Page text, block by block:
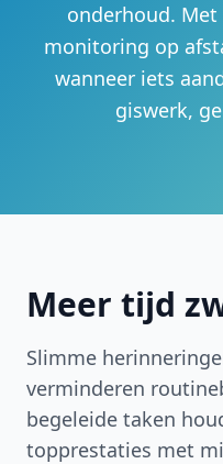
onderhoud.
monitoring op
wanneer iets
giswerk,
Meer tijd
Slimme
verminderen
begeleide taken
topprestaties met